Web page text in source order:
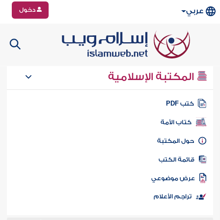
عربي دخول
المكتبة الإسلامية
كتب PDF
كتاب الأمة
المكتبة
الكتب
موضوعي